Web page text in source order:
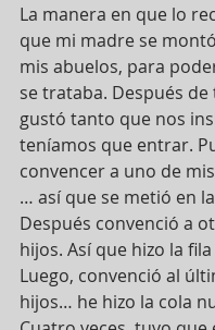
La manera en que lo
que mi madre se
mis abuelos, para
se trataba. Después
gustó tanto que nos
teníamos que entrar.
convencer a uno de
… así que se metió en
Después convenció a
hijos. Así que hizo la
Luego, convenció al
hijos… he hizo la cola